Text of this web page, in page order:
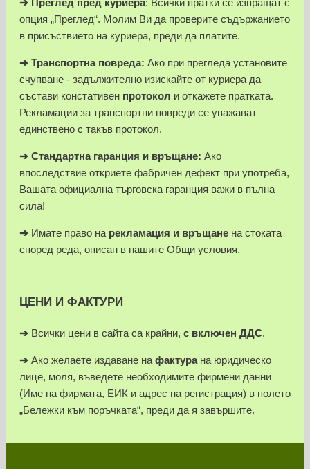
опция „Преглед“. Молим Ви да проверите съдържанието
в присъствието на куриера, преди да платите.
➔ Транспортна повреда: Ако при прегледа установите
счупване - задължително изискайте от куриера да
състави констативен протокол и откажете пратката.
Рекламации за транспортни повреди се уважават
единствено с такъв протокол.
➔ Стандартна гаранция и връщане: Ако
впоследствие откриете фабричен дефект при употреба,
Вашата официална търговска гаранция важи в пълна
сила!
➔ Имате право на рекламация и връщане на стоката
според реда, описан в нашите Общи условия.
ЦЕНИ И ФАКТУРИ
➔ Всички цени в сайта са крайни, с включен ДДС.
➔ Ако желаете издаване на фактура на юридическо
лице, моля, въведете необходимите фирмени данни
(Име на фирмата, ЕИК и адрес на регистрация) в полето
„Бележки към поръчката“, преди да я завършите.